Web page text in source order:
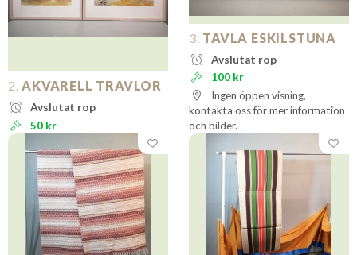
2. AKVARELL TRAVLOR
Avslutat rop
50 kr
3. TAVLA ESKILSTUNA
Avslutat rop
100 kr
Ingen öppen visning,
kontakta oss för mer information
och bilder.